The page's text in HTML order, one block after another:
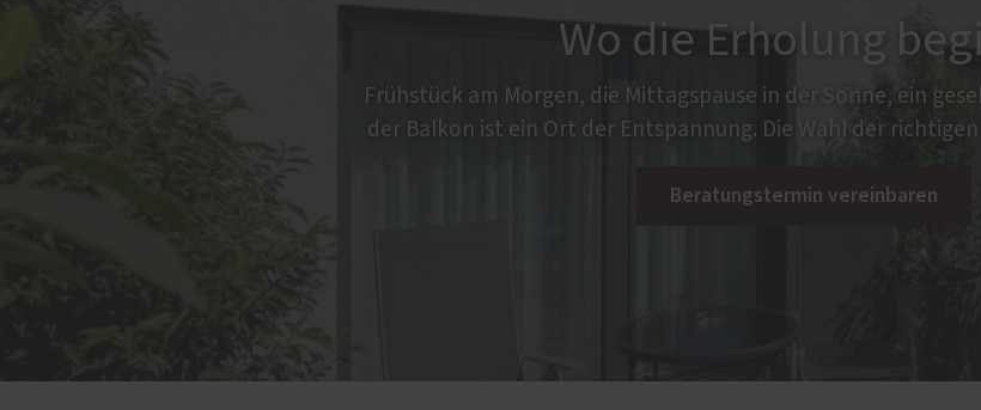
AktionenWo die Erholung
Frühstück am Morgen, die Mittagspause in der Sonne, ein
der Balkon ist ein Ort der Entspannung. Die Wahl der
Beratungstermin vereinbaren